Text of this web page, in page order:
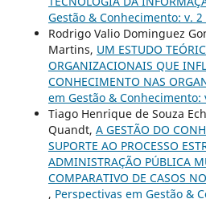
Gestão & Conhecimento: v. 2
Rodrigo Valio Dominguez
Martins, UM ESTUDO
ORGANIZACIONAIS QUE
CONHECIMENTO NAS
em Gestão & Conhecimento:
Tiago Henrique de Souza
Quandt, A GESTÃO DO
SUPORTE AO PROCESSO
ADMINISTRAÇÃO PÚBLICA
COMPARATIVO DE CASOS
, Perspectivas em Gestão &